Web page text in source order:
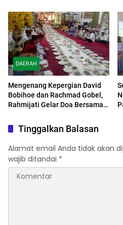
DAERAH
Mengenang Kepergian David
Bobihoe dan Rachmad Gobel,
Rahmijati Gelar Doa Bersama
Tinggalkan Balasan
Alamat email Anda tidak akan
wajib ditandai *